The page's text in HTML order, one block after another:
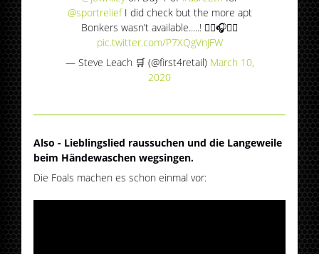
@sportreliefI did check but the more apt
Bonkers wasn’t available.....! 🏃‍♀️🎧🏃‍♀️
pic.twitter.com/P7XQgVnJFW
— Steve Leach 🛒 (@first4retail) March 10,
2020
Also - Lieblingslied raussuchen und die Langeweile
beim Händewaschen wegsingen.
Die Foals machen es schon einmal vor: